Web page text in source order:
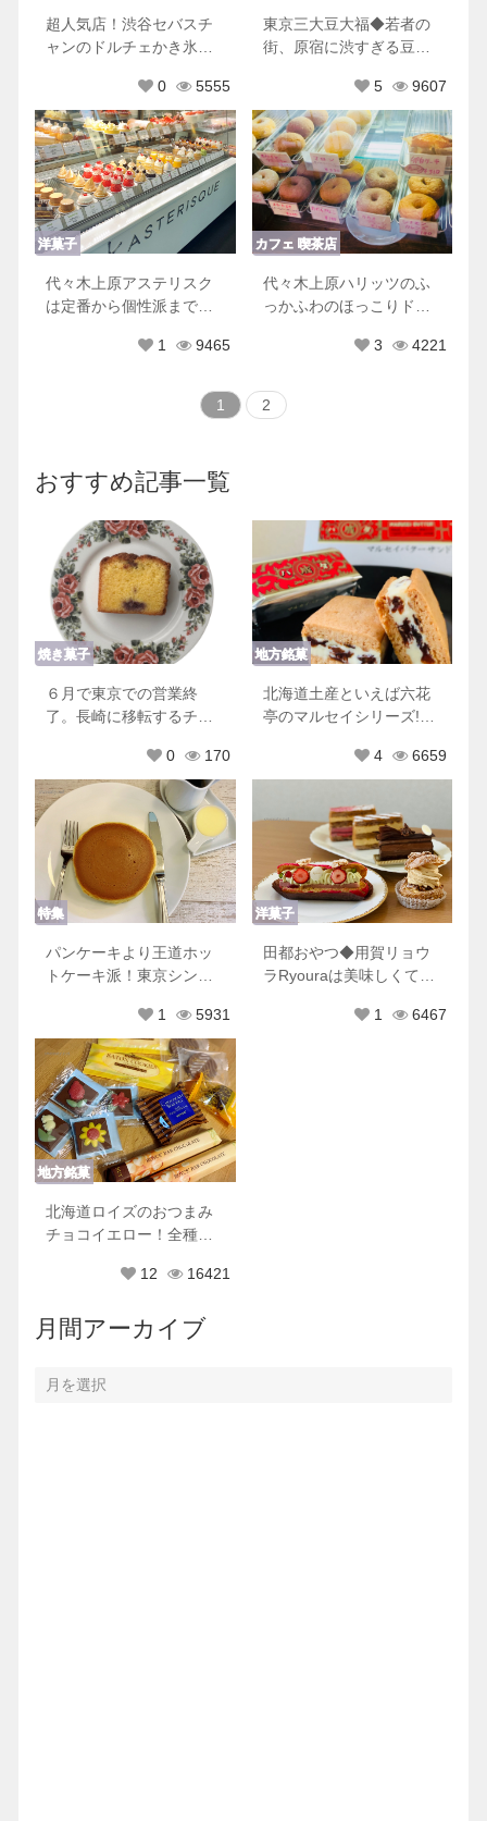
超人気店！渋谷セバスチ
ャンのドルチェかき氷、
0
5555
東京三大豆大福◆若者の
街、原宿に渋すぎる豆大
5
9607
洋菓子
代々木上原アステリスク
は定番から個性派まで美
何度も楽しめる♪1 9465
カフェ 喫茶店
代々木上原ハリッツのふ
っかふわのほっこりドー
3
4221
1 2
おすすめ記事一覧
焼き菓子
６月で東京での営業終
了。長崎に移転するチリ
0
170
地方銘菓
北海道土産といえば六花
亭のマルセイシリーズ!他
4
6659
特集
パンケーキより王道ホッ
トケーキ派！東京シンプ
1
5931
洋菓子
田都おやつ◆用賀リョウ
ラRyouraは美味しくて可
1 6467
地方銘菓
北海道ロイズのおつまみ
チョコイエロー！全種類
12
16421
月間アーカイブ